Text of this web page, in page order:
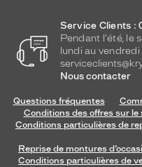
Service Clients :
Pendant l'été, le
lundi au vendredi
Nous contacter
Questions fréquentes
Conditions des offres sur le
Conditions particulières de
Reprise de montures
Conditions particulières de